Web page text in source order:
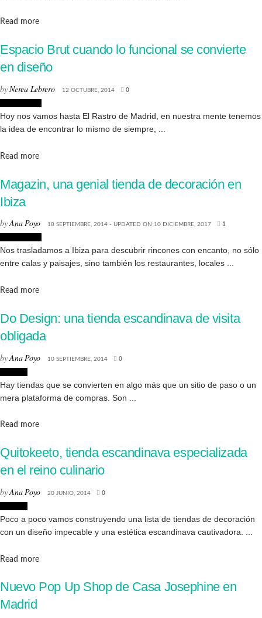
Read moreDetails
Espacio Brut cuando lo funcional se convierte
en diseño
byNerea Lebrero 12 OCTUBRE, 2014 0
Hoy nos vamos hasta El Rastro de Madrid, en nuestra mente tenemos
la idea de encontrar lo mismo de siempre, ...
Read moreDetails
Magazin, una genial tienda de decoración en
Ibiza
byAna Poyo 18 SEPTIEMBRE, 2014 - UPDATED ON 10 DICIEMBRE, 2017 1
Nos trasladamos a Ibiza para descubrir rincones con encanto, no sólo
entre calas y paisajes, sino también los restaurantes, locales ...
Read moreDetails
Do Design: una tienda escandinava de visita
obligada
byAna Poyo 10 SEPTIEMBRE, 2014 0
Hay tiendas que se convierten en algo más que un sitio de paso o un
mera plataforma de compras. Son ...
Read moreDetails
Quitokeeto, tienda escandinava especializada
en el reino culinario
byAna Poyo 20 JUNIO, 2014 0
Poco a poco vamos construyendo una lista de tiendas de decoración
con un diseño impecable y una estética escandinava cautivadora. ...
Read moreDetails
Nuevo Pop Up Shop de Casa Josephine en
Madrid